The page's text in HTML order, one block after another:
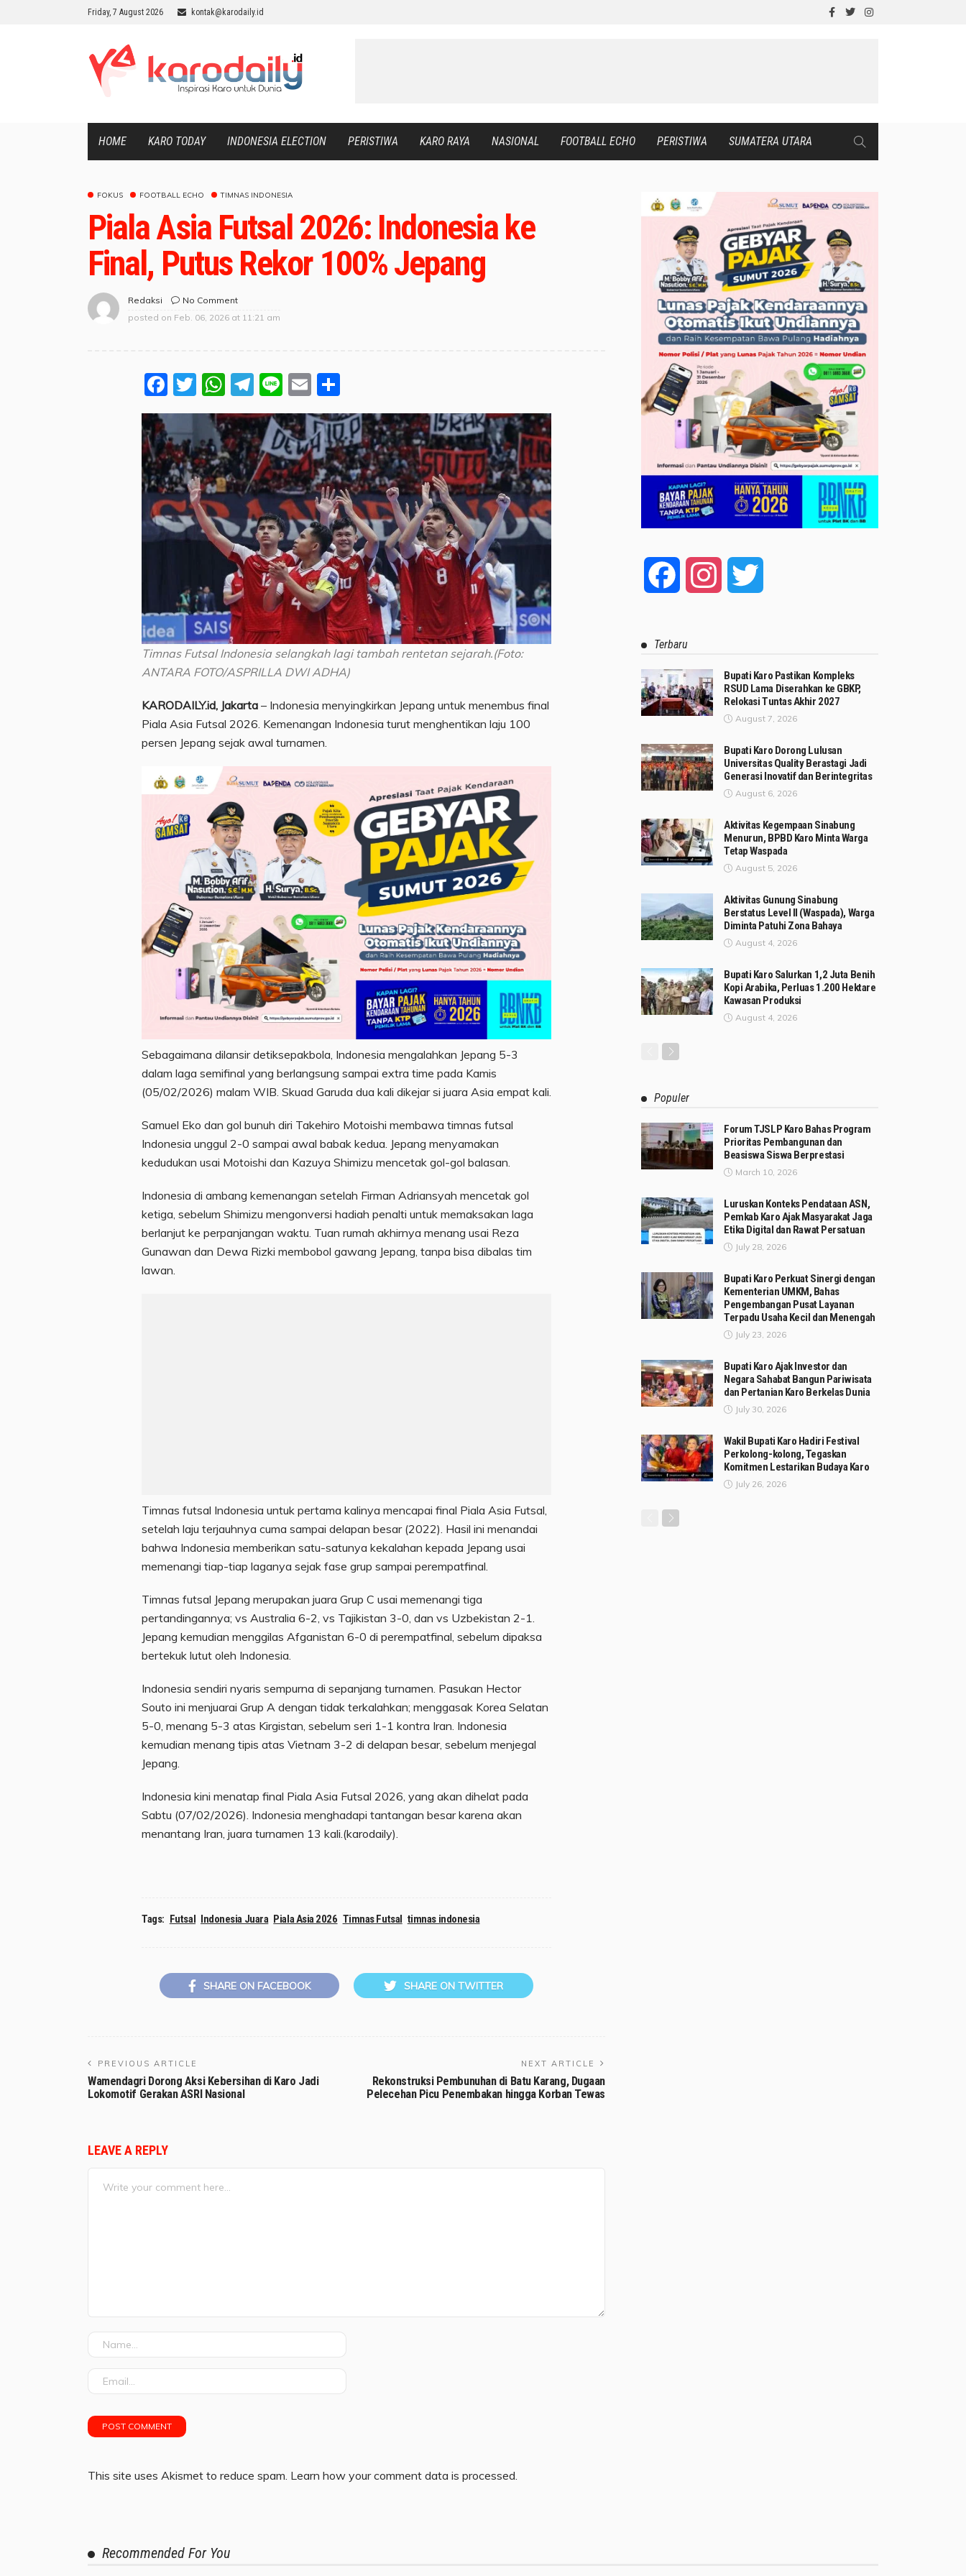
Friday, 7 August 2026 kontak@karodaily.id
HOME KARO TODAY INDONESIA ELECTION PERISTIWA KARO RAYA NASIONAL FOOTBALL ECHO PERISTIWA SUMATERA UTARA
FOKUS FOOTBALL ECHO TIMNAS INDONESIA
Piala Asia Futsal 2026: Indonesia ke
Final, Putus Rekor 100% Jepang
Redaksi
No Comment
posted on Feb. 06, 2026 at 11:21 am
Facebook
Twitter
WhatsApp
Telegram
LineEmail
Timnas Futsal Indonesia selangkah lagi tambah rentetan sejarah.(Foto:
ANTARA FOTO/ASPRILLA DWI ADHA)
KARODAILY.id, Jakarta – Indonesia menyingkirkan Jepang untuk menembus final
Piala Asia Futsal 2026. Kemenangan Indonesia turut menghentikan laju 100
persen Jepang sejak awal turnamen.
Sebagaimana dilansir detiksepakbola, Indonesia mengalahkan Jepang 5-3
dalam laga semifinal yang berlangsung sampai extra time pada Kamis
(05/02/2026) malam WIB. Skuad Garuda dua kali dikejar si juara Asia empat kali.
Samuel Eko dan gol bunuh diri Takehiro Motoishi membawa timnas futsal
Indonesia unggul 2-0 sampai awal babak kedua. Jepang menyamakan
kedudukan usai Motoishi dan Kazuya Shimizu mencetak gol-gol balasan.
Indonesia di ambang kemenangan setelah Firman Adriansyah mencetak gol
ketiga, sebelum Shimizu mengonversi hadiah penalti untuk memaksakan laga
berlanjut ke perpanjangan waktu. Tuan rumah akhirnya menang usai Reza
Gunawan dan Dewa Rizki membobol gawang Jepang, tanpa bisa dibalas tim
lawan.
Timnas futsal Indonesia untuk pertama kalinya mencapai final Piala Asia Futsal,
setelah laju terjauhnya cuma sampai delapan besar (2022). Hasil ini menandai
bahwa Indonesia memberikan satu-satunya kekalahan kepada Jepang usai
memenangi tiap-tiap laganya sejak fase grup sampai perempatfinal.
Timnas futsal Jepang merupakan juara Grup C usai memenangi tiga
pertandingannya; vs Australia 6-2, vs Tajikistan 3-0, dan vs Uzbekistan 2-1.
Jepang kemudian menggilas Afganistan 6-0 di perempatfinal, sebelum dipaksa
bertekuk lutut oleh Indonesia.
Indonesia sendiri nyaris sempurna di sepanjang turnamen. Pasukan Hector
Souto ini menjuarai Grup A dengan tidak terkalahkan; menggasak Korea Selatan
5-0, menang 5-3 atas Kirgistan, sebelum seri 1-1 kontra Iran. Indonesia
kemudian menang tipis atas Vietnam 3-2 di delapan besar, sebelum menjegal
Jepang.
Indonesia kini menatap final Piala Asia Futsal 2026, yang akan dihelat pada
Sabtu (07/02/2026). Indonesia menghadapi tantangan besar karena akan
menantang Iran, juara turnamen 13 kali.(karodaily).
Tags: Futsal Indonesia Juara Piala Asia 2026 Timnas Futsal timnas indonesia
SHARE ON FACEBOOK SHARE ON TWITTER
PREVIOUS ARTICLE
Wamendagri Dorong Aksi Kebersihan di Karo Jadi
Lokomotif Gerakan ASRI Nasional
NEXT ARTICLE
Rekonstruksi Pembunuhan di Batu Karang, Dugaan
Pelecehan Picu Penembakan hingga Korban Tewas
LEAVE A REPLY
This site uses Akismet to reduce spam. Learn how your comment data is processed.
Facebook Instagram
Terbaru
Bupati Karo Pastikan Kompleks
RSUD Lama Diserahkan ke GBKP,
Relokasi Tuntas Akhir 2027
August 7, 2026
Bupati Karo Dorong Lulusan
Universitas Quality Berastagi Jadi
Generasi Inovatif dan Berintegritas
August 6, 2026
Aktivitas Kegempaan Sinabung
Menurun, BPBD Karo Minta Warga
Tetap Waspada
August 5, 2026
Aktivitas Gunung Sinabung
Berstatus Level II (Waspada), Warga
Diminta Patuhi Zona Bahaya
August 4, 2026
Bupati Karo Salurkan 1,2 Juta Benih
Kopi Arabika, Perluas 1.200 Hektare
Kawasan Produksi
August 4, 2026
Populer
Forum TJSLP Karo Bahas Program
Prioritas Pembangunan dan
Beasiswa Siswa Berprestasi
March 10, 2026
Luruskan Konteks Pendataan ASN,
Pemkab Karo Ajak Masyarakat Jaga
Etika Digital dan Rawat Persatuan
July 28, 2026
Bupati Karo Perkuat Sinergi dengan
Kementerian UMKM, Bahas
Pengembangan Pusat Layanan
Terpadu Usaha Kecil dan Menengah
July 23, 2026
Bupati Karo Ajak Investor dan
Negara Sahabat Bangun Pariwisata
dan Pertanian Karo Berkelas Dunia
July 30, 2026
Wakil Bupati Karo Hadiri Festival
Perkolong-kolong, Tegaskan
Komitmen Lestarikan Budaya Karo
July 26, 2026
Recommended For You